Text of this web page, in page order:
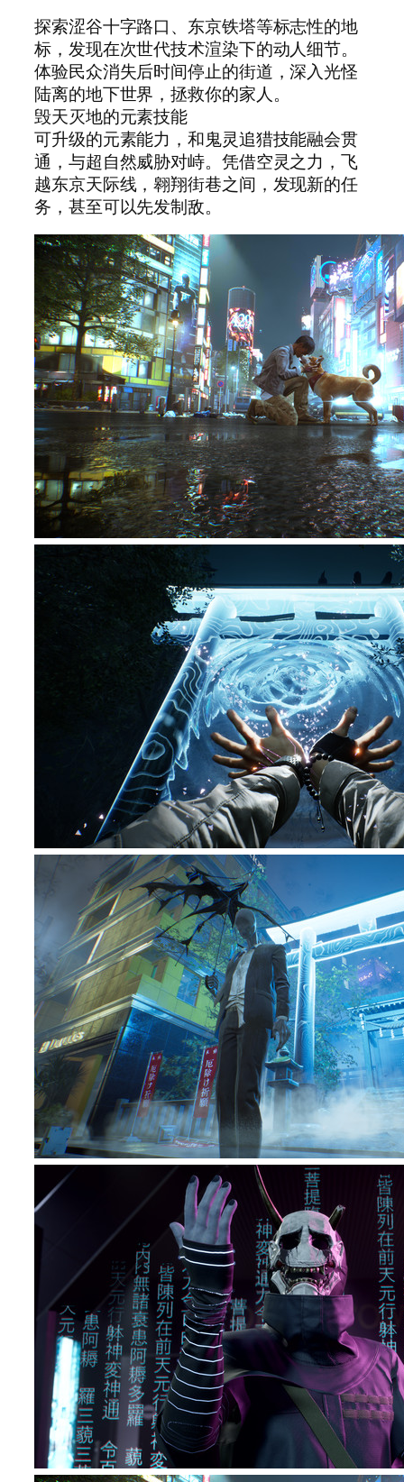
探索涩谷十字路口、东京铁塔等标志性的地
标，发现在次世代技术渲染下的动人细节。
体验民众消失后时间停止的街道，深入光怪
陆离的地下世界，拯救你的家人。
毁天灭地的元素技能
可升级的元素能力，和鬼灵追猎技能融会贯
通，与超自然威胁对峙。凭借空灵之力，飞
越东京天际线，翱翔街巷之间，发现新的任
务，甚至可以先发制敌。